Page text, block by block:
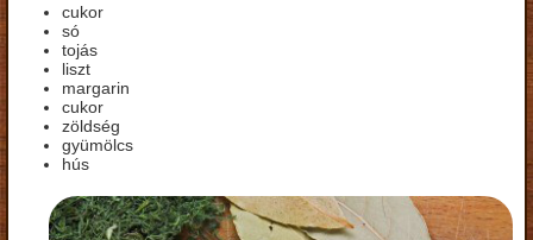
cukor
só
tojás
liszt
margarin
cukor
zöldség
gyümölcs
hús